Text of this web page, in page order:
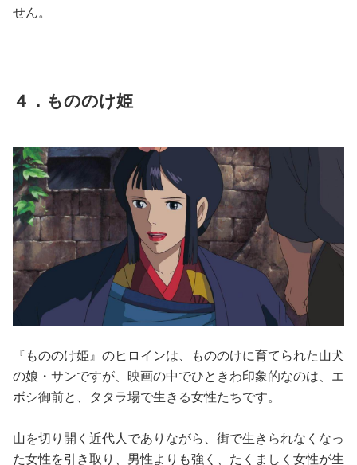
せん。
４．もののけ姫
『もののけ姫』のヒロインは、もののけに育てられた山犬
の娘・サンですが、映画の中でひときわ印象的なのは、エ
ボシ御前と、タタラ場で生きる女性たちです。
山を切り開く近代人でありながら、街で生きられなくなっ
た女性を引き取り、男性よりも強く、たくましく女性が生